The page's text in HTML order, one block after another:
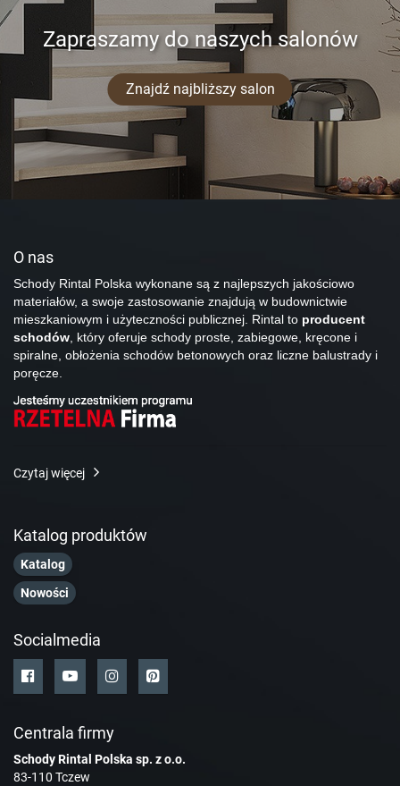
Zapraszamy do naszych salonów
Znajdź najbliższy salon
O nas
Schody Rintal Polska wykonane są z najlepszych jakościowo
materiałów, a swoje zastosowanie znajdują w budownictwie
mieszkaniowym i użyteczności publicznej. Rintal to producent
schodów, który oferuje schody proste, zabiegowe, kręcone i
spiralne, obłożenia schodów betonowych oraz liczne balustrady i
poręcze.
Czytaj więcej
Katalog produktów
Katalog
Nowości
Socialmedia
Centrala firmy
Schody Rintal Polska sp. z o.o.
83-110 Tczew